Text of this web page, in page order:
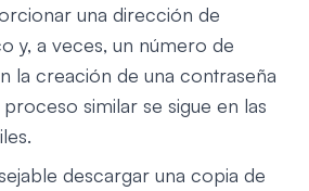
una dirección de
y, a veces, un número de
la creación de una contraseña
similar se sigue en las
descargar una copia de